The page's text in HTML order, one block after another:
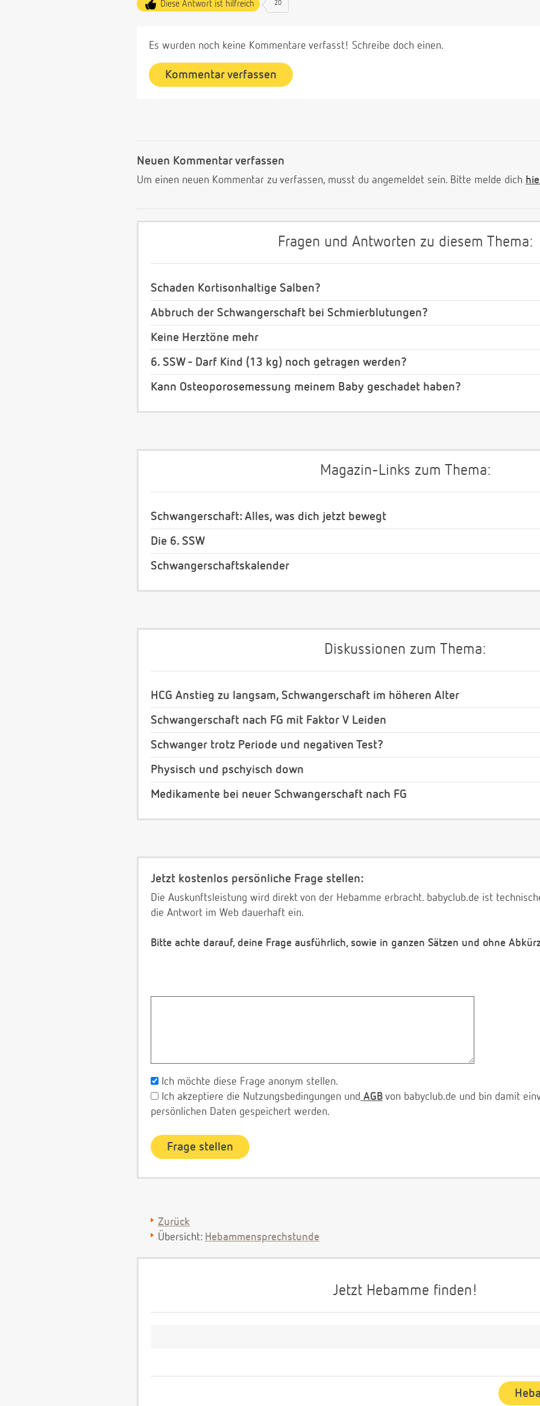
Diese Antwort ist hilfreich 20
Es wurden noch keine Kommentare verfasst! Schreibe doch einen.
Kommentar verfassen
Neuen Kommentar verfassen
Um einen neuen Kommentar zu verfassen, musst du angemeldet sein. Bitte melde dich
Fragen und Antworten zu diesem Thema:
Schaden Kortisonhaltige Salben?
Abbruch der Schwangerschaft bei Schmierblutungen?
Keine Herztöne mehr
6. SSW - Darf Kind (13 kg) noch getragen werden?
Kann Osteoporosemessung meinem Baby geschadet haben?
Magazin-Links zum Thema:
Schwangerschaft: Alles, was dich jetzt bewegt
Die 6. SSW
Schwangerschaftskalender
Diskussionen zum Thema:
HCG Anstieg zu langsam, Schwangerschaft im höheren Alter
Schwangerschaft nach FG mit Faktor V Leiden
Schwanger trotz Periode und negativen Test?
Physisch und pschyisch down
Medikamente bei neuer Schwangerschaft nach FG
Jetzt kostenlos persönliche Frage stellen:
Die Auskunftsleistung wird direkt von der Hebamme erbracht. babyclub.de ist
die Antwort im Web dauerhaft ein.
Bitte achte darauf, deine Frage ausführlich, sowie in ganzen Sätzen und ohne
Ich möchte diese Frage anonym stellen.
Ich akzeptiere die Nutzungsbedingungen und AGB von babyclub.de und bin damit
persönlichen Daten gespeichert werden.
Zurück
Übersicht: Hebammensprechstunde
Jetzt Hebamme finden!